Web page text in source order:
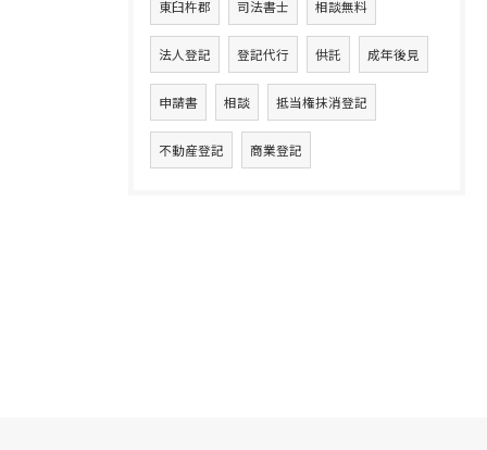
東臼杵郡 司法書士 相談無料
法人登記 登記代行 供託 成年後見
申請書 相談 抵当権抹消登記
不動産登記 商業登記